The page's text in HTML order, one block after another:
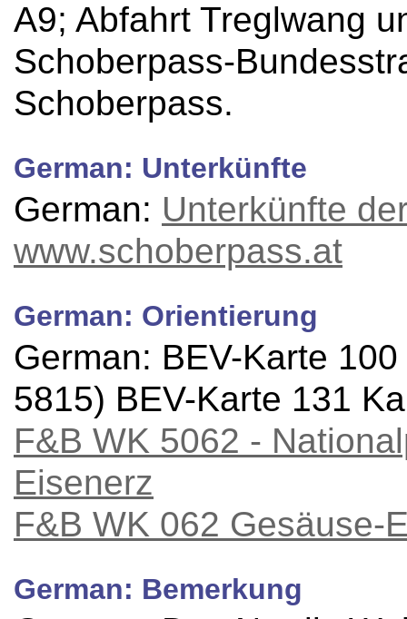
A9; Abfahrt Treglwang
Schoberpass-
Schoberpass.
German: Unterkünfte
German: Unterkünfte
www.schoberpass.at
German: Orientierung
German: BEV-Karte
5815) BEV-Karte 131
F&B WK 5062 -
Eisenerz
F&B WK 062 Gesäuse-
German: Bemerkung